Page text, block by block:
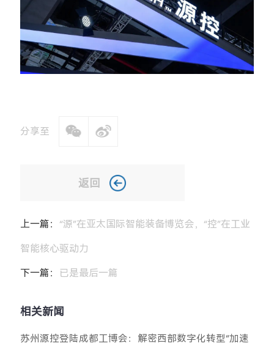
分享至
返回
上一篇： “源”在亚太国际智能装备博览会，“控”在工业
智能核心驱动力
下一篇： 已是最后一篇
相关新闻
苏州源控登陆成都工博会：解密西部数字化转型“加速